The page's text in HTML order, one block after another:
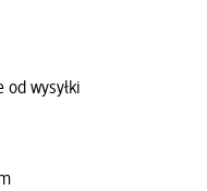
wysyłki